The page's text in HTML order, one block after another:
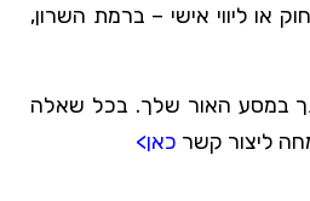
או ליווי אישי – ברמת השרון,
במסע האור שלך. בכל שאלה
ליצור קשר כאן>